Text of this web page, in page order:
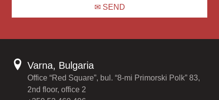
Varna, Bulgaria
Office “Red Square”, bul. “8-mi Primorski Polk” 83,
2nd floor, office 2